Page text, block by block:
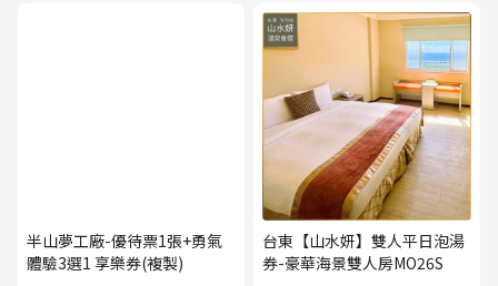
半山夢工廠-優待票1張+勇氣
體驗3選1 享樂券(複製)
台東【山水妍】雙人平日泡湯
券-豪華海景雙人房MO26S